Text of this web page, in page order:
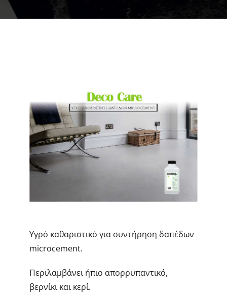
Υγρό καθαριστικό για συντήρηση δαπέδων
microcement.
Περιλαμβάνει ήπιο απορρυπαντικό,
βερνίκι και κερί.